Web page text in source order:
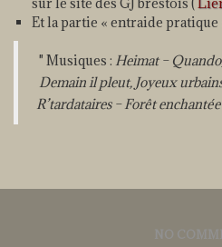
sur le site des GJ brestois (
Et la partie « entraide pratique
Musiques : Heimat –
Demain il pleut, Joyeux
R’tardataires – Forêt enchantée
NO